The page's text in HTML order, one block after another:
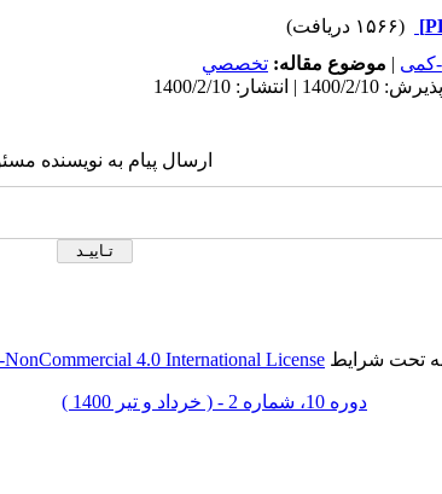
(۱۵۶۶ دریافت)
کمی | موضوع مقاله: تخصصي
ارسال پیام به نویسنده
تحت شرایط 4.0 International License
دوره 10، شماره 2 - ( خرداد و تیر 1400 )